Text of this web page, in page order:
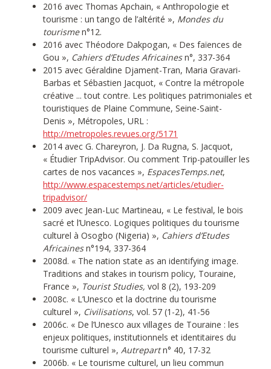
2016 avec Thomas Apchain, « Anthropologie et
tourisme : un tango de l’altérité », Mondes du
tourismen°12.
2016 avec Théodore Dakpogan, « Des faïences de
Gou », Cahiers d’Etudes Africainesn°, 337-364
2015 avec Géraldine Djament-Tran, Maria Gravari-
Barbas et Sébastien Jacquot, « Contre la métropole
créative ... tout contre. Les politiques patrimoniales et
touristiques de Plaine Commune, Seine-Saint-
Denis », Métropoles, URL :
http://metropoles.revues.org/5171
2014 avec G. Chareyron, J. Da Rugna, S. Jacquot,
« Étudier TripAdvisor. Ou comment Trip-patouiller les
cartes de nos vacances », EspacesTemps.net,
http://www.espacestemps.net/articles/etudier-
tripadvisor/
2009 avec Jean-Luc Martineau, « Le festival, le bois
sacré et l’Unesco. Logiques politiques du tourisme
culturel à Osogbo (Nigeria) », Cahiers d’Etudes
Africainesn°194, 337-364
2008d. « The nation state as an identifying image.
Traditions and stakes in tourism policy, Touraine,
France », Tourist Studies, vol 8 (2), 193-209
2008c. « L’Unesco et la doctrine du tourisme
culturel », Civilisations, vol. 57 (1-2), 41-56
2006c. « De l’Unesco aux villages de Touraine : les
enjeux politiques, institutionnels et identitaires du
tourisme culturel », Autrepartn° 40, 17-32
2006b. « Le tourisme culturel, un lieu commun